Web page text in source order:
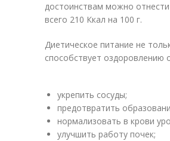
достоинствам можно
всего 210 Ккал на 100 г.
Диетическое питание не
способствует оздоровлению
укрепить сосуды;
предотвратить
нормализовать в крови
улучшить работу почек;